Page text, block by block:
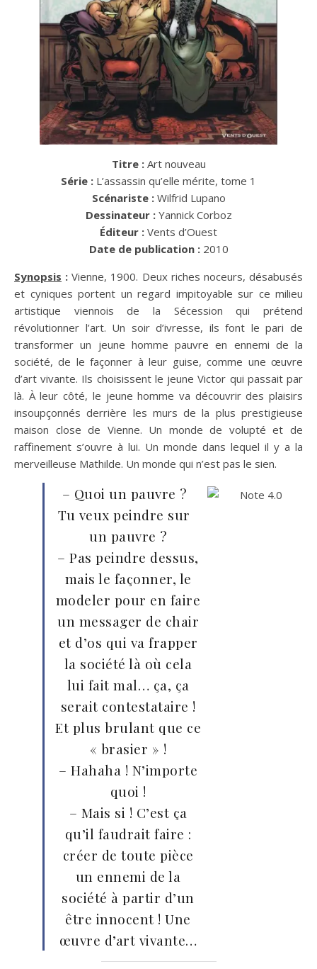
Titre : Art nouveau
Série : L’assassin qu’elle mérite, tome 1
Scénariste : Wilfrid Lupano
Dessinateur : Yannick Corboz
Éditeur : Vents d’Ouest
Date de publication : 2010
Synopsis :Vienne, 1900. Deux riches noceurs, désabusés
et cyniques portent un regard impitoyable sur ce milieu
artistique viennois de la Sécession qui prétend
révolutionner l’art. Un soir d’ivresse, ils font le pari de
transformer un jeune homme pauvre en ennemi de la
société, de le façonner à leur guise, comme une œuvre
d’art vivante. Ils choisissent le jeune Victor qui passait par
là. À leur côté, le jeune homme va découvrir des plaisirs
insoupçonnés derrière les murs de la plus prestigieuse
maison close de Vienne. Un monde de volupté et de
raffinement s’ouvre à lui. Un monde dans lequel il y a la
merveilleuse Mathilde. Un monde qui n’est pas le sien.
– Quoi un pauvre ?
Tu veux peindre sur
un pauvre ?
– Pas peindre dessus,
mais le façonner, le
modeler pour en faire
un messager de chair
et d’os qui va frapper
la société là où cela
lui fait mal… ça, ça
serait contestataire !
Et plus brulant que ce
« brasier » !
– Hahaha ! N’importe
quoi !
– Mais si ! C’est ça
qu’il faudrait faire :
créer de toute pièce
un ennemi de la
société à partir d’un
être innocent ! Une
œuvre d’art vivante…